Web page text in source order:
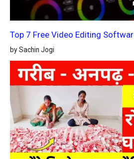
Top 7 Free Video Editing
by Sachin Jogi